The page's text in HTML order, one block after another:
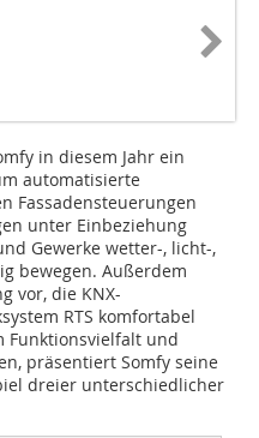
in diesem Jahr ein
automatisierte
Fassadensteuerungen
unter Einbeziehung
Gewerke wetter-, licht-,
bewegen. Außerdem
vor, die KNX-
RTS komfortabel
Funktionsvielfalt und
präsentiert Somfy seine
dreier unterschiedlicher